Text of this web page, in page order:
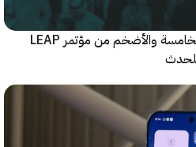
الرياض تستعد لإطلاق النسخة الخامسة والأضخم من مؤتمر LEAP